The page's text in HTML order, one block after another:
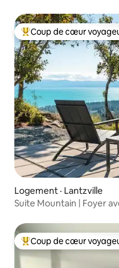
Coup de cœur
Coup de cœur
Logement · Lantzville
Suite Mountain | Foyer
Coup de cœur
Coup de cœur